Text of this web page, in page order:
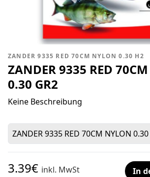
ZANDER 9335 RED 70CM NYLON 0.30 H2
ZANDER 9335 RED
0.30 GR2
Keine Beschreibung
ZANDER 9335 RED 70CM NYLON
3.39€ inkl. MwSt In